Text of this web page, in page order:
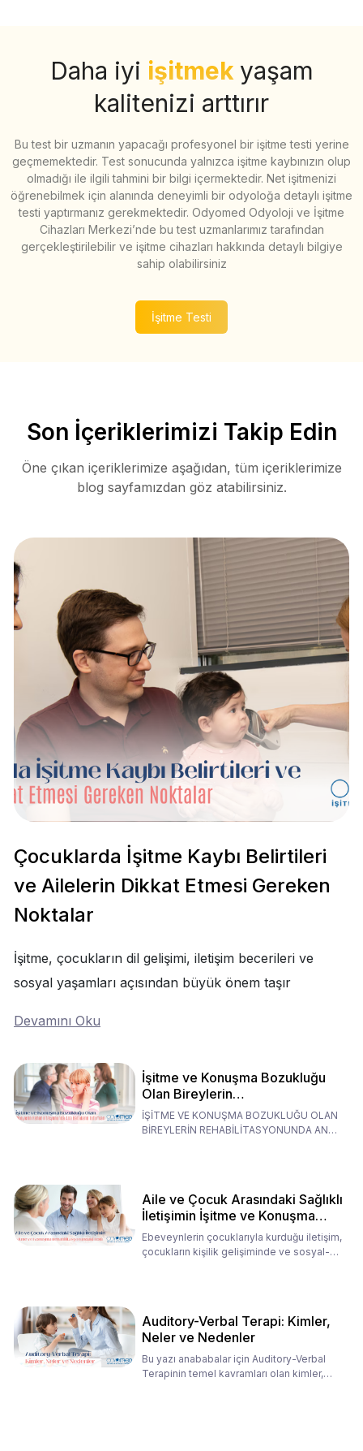
Daha iyi işitmek yaşam
kalitenizi arttırır
Bu test bir uzmanın yapacağı profesyonel bir işitme testi yerine
geçmemektedir. Test sonucunda yalnızca işitme kaybınızın olup
olmadığı ile ilgili tahmini bir bilgi içermektedir. Net işitmenizi
öğrenebilmek için alanında deneyimli bir odyoloğa detaylı işitme
testi yaptırmanız gerekmektedir. Odyomed Odyoloji ve İşitme
Cihazları Merkezi’nde bu test uzmanlarımız tarafından
gerçekleştirilebilir ve işitme cihazları hakkında detaylı bilgiye
sahip olabilirsiniz
İşitme Testi
Son İçeriklerimizi Takip Edin
Öne çıkan içeriklerimize aşağıdan, tüm içeriklerimize
blog sayfamızdan göz atabilirsiniz.
Çocuklarda İşitme Kaybı Belirtileri
ve Ailelerin Dikkat Etmesi Gereken
Noktalar
İşitme, çocukların dil gelişimi, iletişim becerileri ve
sosyal yaşamları açısından büyük önem taşır
Devamını Oku
İşitme ve Konuşma Bozukluğu
Olan Bireylerin
Rehabilitasyonunda Ana
Babaların Tutumları
İŞİTME VE KONUŞMA BOZUKLUĞU OLAN
BİREYLERİN REHABİLİTASYONUNDA ANA
Aile ve Çocuk Arasındaki Sağlıklı
İletişimin İşitme ve Konuşma
Rehabilitasyonundaki Rolü
Ebeveynlerin çocuklarıyla kurduğu iletişim,
çocukların kişilik gelişiminde ve sosyal-
Auditory-Verbal Terapi: Kimler,
Neler ve Nedenler
Bu yazı anababalar için Auditory-Verbal
Terapinin temel kavramları olan kimler,